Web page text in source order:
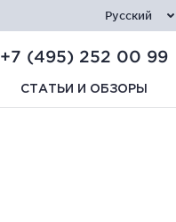
Русский
+7 (495) 252 00 99
СТАТЬИ И ОБЗОРЫ